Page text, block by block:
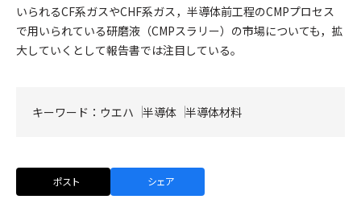
いられるCF系ガスやCHF系ガス，半導体前工程のCMPプロセス
で用いられている研磨液（CMPスラリー）の市場についても，拡
大していくとして報告書では注目している。
キーワード： ウエハ 半導体 半導体材料
ポスト シェア